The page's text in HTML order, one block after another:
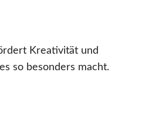
Kreativität und
so besonders macht.